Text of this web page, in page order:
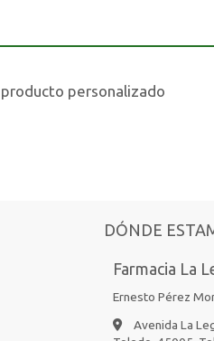
personalizado
DÓNDE
Farmacia La
Ernesto Pérez
Avenida La